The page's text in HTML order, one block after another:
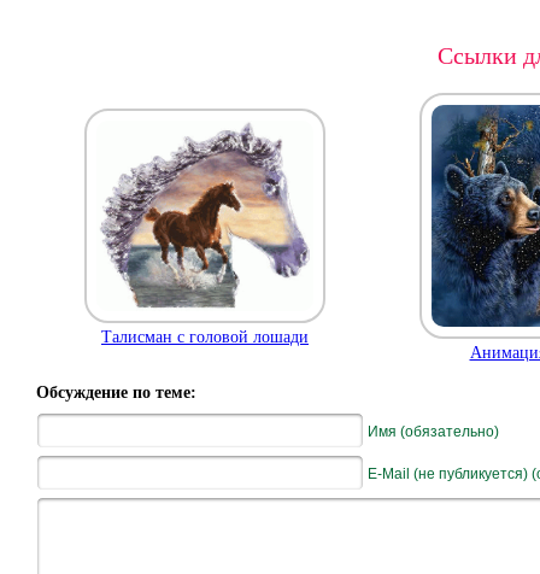
Ссылки
Талисман с головой лошади
Обсуждение по теме:
Имя (обязательно)
E-Mail (не публикуется)